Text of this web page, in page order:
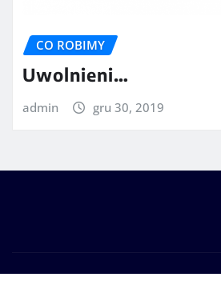
CO ROBIMY
Uwolnieni…
admin gru 30, 2019